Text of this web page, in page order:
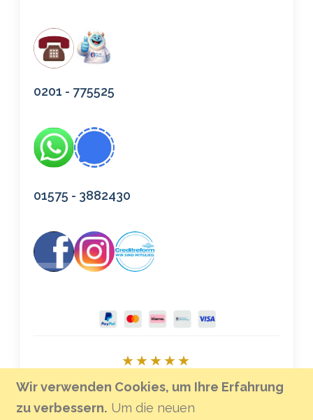
Wir verwenden Cookies, um Ihre Erfahrung
zu verbessern. Um die neuen
0201 - 775525
01575 - 3882430
★★★★★
Bei Google bewerten